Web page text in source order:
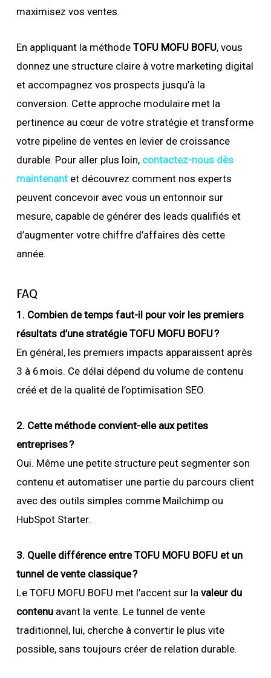
maximisez vos ventes.
En appliquant la méthode TOFU MOFU BOFU, vous
donnez une structure claire à votre marketing digital
et accompagnez vos prospects jusqu’à la
conversion. Cette approche modulaire met la
pertinence au cœur de votre stratégie et transforme
votre pipeline de ventes en levier de croissance
durable. Pour aller plus loin, contactez-nous dès
maintenantet découvrez comment nos experts
peuvent concevoir avec vous un entonnoir sur
mesure, capable de générer des leads qualifiés et
d’augmenter votre chiffre d’affaires dès cette
année.
FAQ
1. Combien de temps faut-il pour voir les premiers
résultats d’une stratégie TOFU MOFU BOFU ?
En général, les premiers impacts apparaissent après
3 à 6 mois. Ce délai dépend du volume de contenu
créé et de la qualité de l’optimisation SEO.
2. Cette méthode convient-elle aux petites
entreprises ?
Oui. Même une petite structure peut segmenter son
contenu et automatiser une partie du parcours client
avec des outils simples comme Mailchimp ou
HubSpot Starter.
3. Quelle différence entre TOFU MOFU BOFU et un
tunnel de vente classique ?
Le TOFU MOFU BOFU met l’accent sur la valeur du
contenuavant la vente. Le tunnel de vente
traditionnel, lui, cherche à convertir le plus vite
possible, sans toujours créer de relation durable.